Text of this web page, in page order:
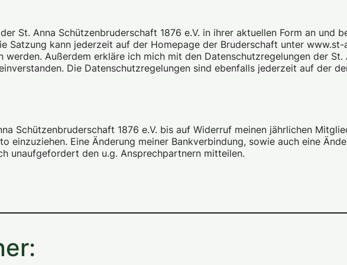
St. Anna Schützenbruderschaft 1876 e.V. in ihrer aktuellen Form an und
auf der Homepage der Bruderschaft unter www.st-anna-
werden. Außerdem erkläre ich mich mit den Datenschutzregelungen der St.
Die Datenschutzregelungen sind ebenfalls jederzeit auf der
Schützenbruderschaft 1876 e.V. bis auf Widerruf meinen jährlichen
einzuziehen. Eine Änderung meiner Bankverbindung, sowie auch eine
unaufgefordert den u.g. Ansprechpartnern mitteilen.